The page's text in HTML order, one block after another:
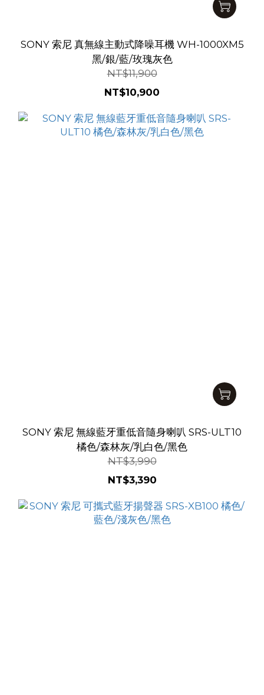
SONY 索尼 真無線主動式降噪耳機 WH-1000XM5
黑/銀/藍/玫瑰灰色
NT$11,900
NT$10,900
SONY 索尼 無線藍牙重低音隨身喇叭 SRS-ULT10
橘色/森林灰/乳白色/黑色
NT$3,990
NT$3,390